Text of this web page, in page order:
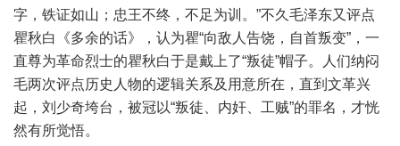
字，铁证如山；忠王不终，不足为训。”不久毛泽东又评点
瞿秋白《多余的话》，认为瞿“向敌人告饶，自首叛变”，一
直尊为革命烈士的瞿秋白于是戴上了“叛徒”帽子。人们纳闷
毛两次评点历史人物的逻辑关系及用意所在，直到文革兴
起，刘少奇垮台，被冠以“叛徒、内奸、工贼”的罪名，才恍
然有所觉悟。